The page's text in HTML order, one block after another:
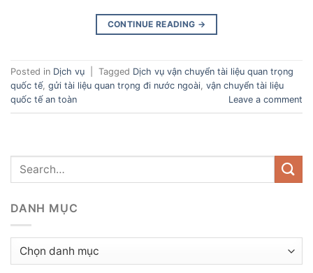
CONTINUE READING →
Posted in Dịch vụ Tagged Dịch vụ vận chuyển tài liệu quan trọng
quốc tế gửi tài liệu quan trọng đi nước ngoài vận chuyển tài liệu
quốc tế an toàn
Leave a comment
DANH MỤC
Danh